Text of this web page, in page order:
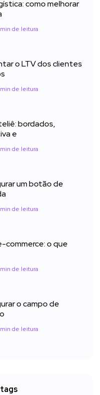
como melhorar
de leitura
o LTV dos clientes
de leitura
bordados,
e
de leitura
um botão de
de leitura
commerce: o que
de leitura
o campo de
de leitura